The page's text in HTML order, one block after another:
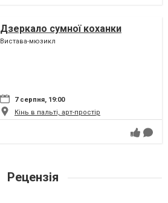
Дзеркало сумної коханки
Вистава-мюзикл
7 серпня, 19:00
Кінь в пальті, арт-простір
Рецензія